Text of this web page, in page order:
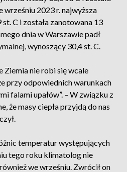
wrześniu 2023 r. najwyższa
C i została zanotowana 13
dnia w Warszawie padł
wynoszący 30,4 st. C.
Ziemia nie robi się wcale
przy odpowiednich warunkach
falami upałów”. – W związku z
że masy ciepła przyjdą do nas
temperatur występujących
tego roku klimatolog nie
we wrześniu. Zwrócił on